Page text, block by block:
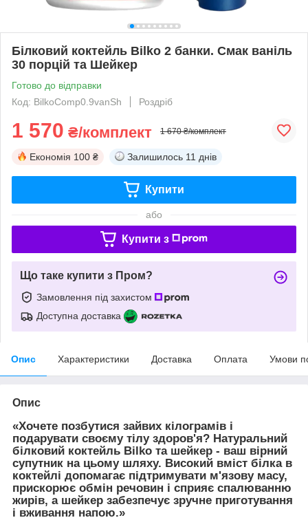
Білковий коктейль Bilko 2 банки. Смак ваніль
30 порцій та Шейкер
Готово до відправки
Код: BilkoComp0.9vanSh
Роздріб
1 570 ₴/комплект 1 670 ₴/комплект
Економія 100 ₴ Залишилось 11 днів
Купити
або
Купити з
Що таке купити з Пром?
Замовлення під захистом
Доступна доставка
Опис Характеристики Доставка Оплата Умови
Опис
«Хочете позбутися зайвих кілограмів і
подарувати своєму тілу здоров'я? Натуральний
білковий коктейль Bilko та шейкер - ваш вірний
супутник на цьому шляху. Високий вміст білка в
коктейлі допомагає підтримувати м'язову масу,
прискорює обмін речовин і сприяє спалюванню
жирів, а шейкер забезпечує зручне приготування
і вживання напою.»